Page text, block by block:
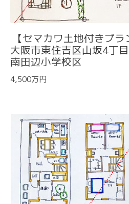
【セマカワ土地付きプラ
大阪市東住吉区山坂4丁
南田辺小学校区
4,500万円